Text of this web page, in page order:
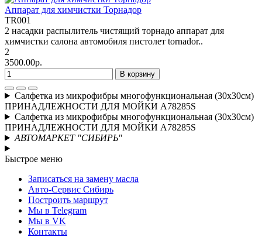
Аппарат для химчистки Торнадор
TR001
2 насадки распылитель чистящий торнадо аппарат для
химчистки салона автомобиля пистолет tornador..
2
3500.00р.
В корзину
Салфетка из микрофибры многофункциональная (30х30см)
ПРИНАДЛЕЖНОСТИ ДЛЯ МОЙКИ A78285S
Салфетка из микрофибры многофункциональная (30х30см)
ПРИНАДЛЕЖНОСТИ ДЛЯ МОЙКИ A78285S
АВТОМАРКЕТ "СИБИРЬ"
Быстрое меню
Записаться на замену масла
Авто-Сервис Сибирь
Построить маршрут
Мы в Telegram
Мы в VK
Контакты